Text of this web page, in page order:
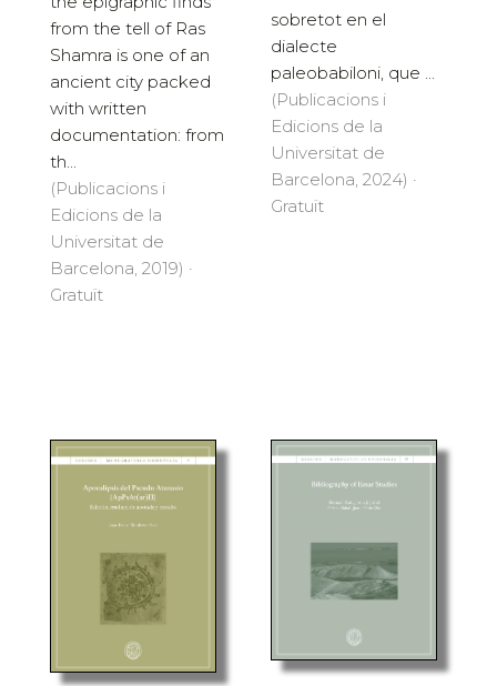
from the tell of Ras
Shamra is one of an
ancient city packed
with written
documentation: from
th...
(Publicacions i
Edicions de la
Universitat de
Barcelona, 2019) ·
Gratuït
sobretot en el
dialecte
paleobabiloni, que ...
(Publicacions i
Edicions de la
Universitat de
Barcelona, 2024) ·
Gratuït